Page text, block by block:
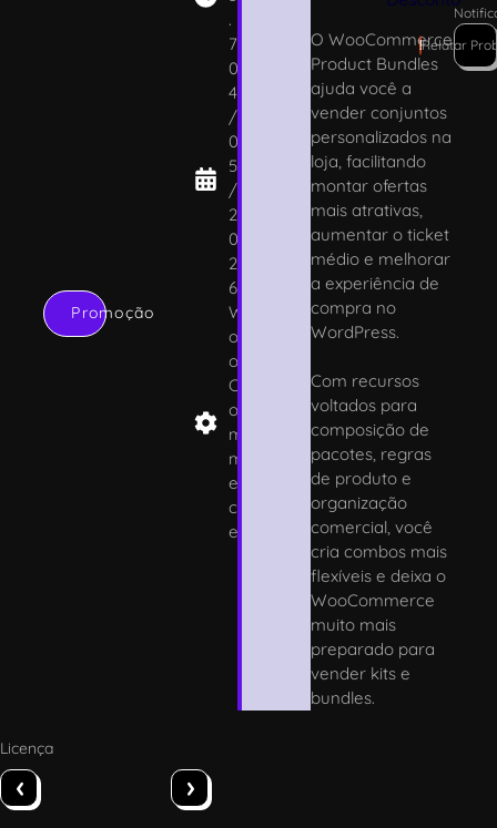
Promoção
.
7
0
4
/
0
5
/
2
0
2
6
W
o
o
C
o
m
m
er
c
e
O WooCommerce
Product Bundles
ajuda você a
vender conjuntos
personalizados na
loja, facilitando
montar ofertas
mais atrativas,
aumentar o ticket
médio e melhorar
a experiência de
compra no
WordPress.
Com recursos
voltados para
composição de
pacotes, regras
de produto e
organização
comercial, você
cria combos mais
flexíveis e deixa o
WooCommerce
muito mais
preparado para
vender kits e
bundles.
!Relatar
Licença
‹ ›